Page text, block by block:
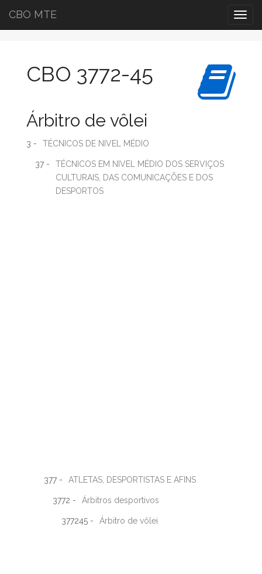
CBO MTE
CBO 3772-45
Árbitro de vôlei
3 - TÉCNICOS DE NIVEL MÉDIO
37 -
TÉCNICOS EM NIVEL MÉDIO DOS SERVIÇOS
CULTURAIS, DAS COMUNICAÇÕES E DOS
DESPORTOS
377 - ATLETAS, DESPORTISTAS E AFINS
3772 - Árbitros desportivos
377245 - Árbitro de vôlei